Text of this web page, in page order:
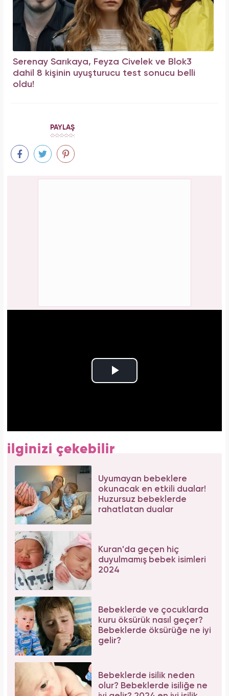
Serenay Sarıkaya, Feyza Civelek ve Blok3
dahil 8 kişinin uyuşturucu test sonucu belli
oldu!
PAYLAŞ
ilginizi çekebilir
Uyumayan bebeklere
okunacak en etkili dualar!
Huzursuz bebeklerde
rahatlatan dualar
Kuran'da geçen hiç
duyulmamış bebek isimleri
2024
Bebeklerde ve çocuklarda
kuru öksürük nasıl geçer?
Bebeklerde öksürüğe ne iyi
gelir?
Bebeklerde isilik neden
olur? Bebeklerde isiliğe ne